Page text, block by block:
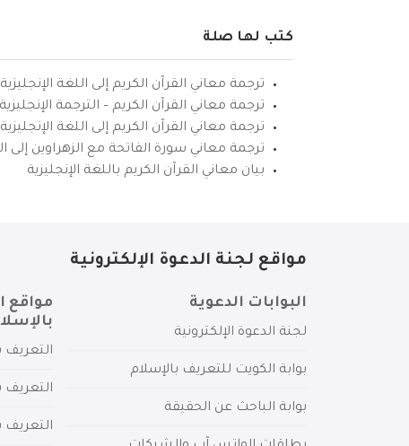
كتب لها صلة
ترجمة معاني القرآن الكريم إلى اللغة الإنجليزية
ترجمة معاني القرآن الكريم – الترجمة
ترجمة معاني القرآن الكريم إلى اللغة
ترجمة معاني سورة الفاتحة مع الزهراوين إلى
بيان معاني القرآن الكريم باللغة الإنجليزية
مواقع لجنة الدعوة الإلكترونية
البوابات الدعوية
لجنة الدعوة الإلكترونية
بوابة الكويت للتعريف بالإسلام
بوابة الباحث عن الحقيقة
مواقع
التعريف
التعريف
التعريف